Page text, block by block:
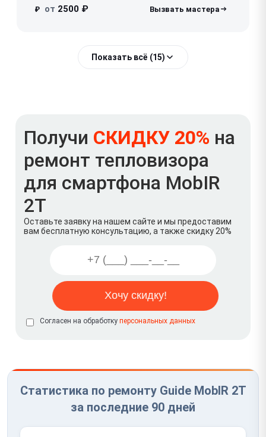
₽ от 2500 ₽
Показать всё (15)
Получи СКИДКУ 20% на
ремонт тепловизора
для смартфона MobIR
2T
Оставьте заявку на нашем сайте и мы предоставим
вам бесплатную консультацию, а также скидку 20%
Согласен на обработку персональных данных
Статистика по ремонту Guide MobIR 2T
за последние 90 дней